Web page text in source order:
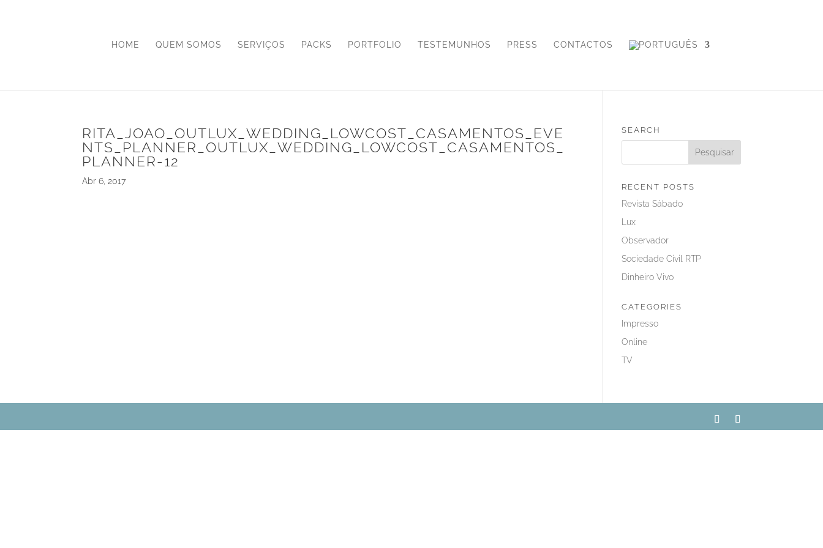
HOME QUEM SOMOS SERVIÇOS PACKS PORTFOLIO TESTEMUNHOS PRESS CONTACTOS
RITA_JOAO_OUTLUX_WEDDING_LOWCOST_CASAMENTOS_EVE
NTS_PLANNER_OUTLUX_WEDDING_LOWCOST_CASAMENTOS_
PLANNER-12
Abr 6, 2017
SEARCH
RECENT POSTS
Revista Sábado
Lux
Observador
Sociedade Civil RTP
Dinheiro Vivo
CATEGORIES
Impresso
Online
TV